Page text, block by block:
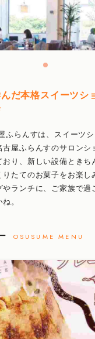
だ本格スイーツシ
ふらんすは、スイーツ
屋ふらんすのサロンシ
り、新しい設備ときち
たてのお菓子をお楽し
やランチに、ご家族で過
。
OSUSUME MENU